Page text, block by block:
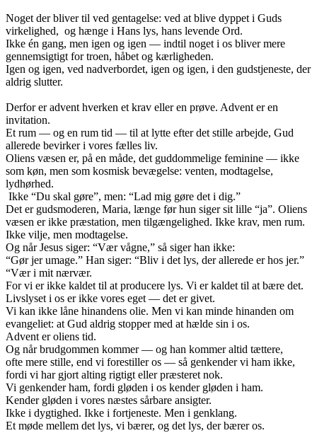
Noget der bliver til ved gentagelse: ved at blive dyppet i Guds
virkelighed, og hænge i Hans lys, hans levende Ord.
Ikke én gang, men igen og igen — indtil noget i os bliver mere
gennemsigtigt for troen, håbet og kærligheden.
Igen og igen, ved nadverbordet, igen og igen, i den gudstjeneste, der
aldrig slutter.
Derfor er advent hverken et krav eller en prøve. Advent er en
invitation.
Et rum — og en rum tid — til at lytte efter det stille arbejde, Gud
allerede bevirker i vores fælles liv.
Oliens væsen er, på en måde, det guddommelige feminine — ikke
som køn, men som kosmisk bevægelse: venten, modtagelse,
lydhørhed.
Ikke “Du skal gøre”, men: “Lad mig gøre det i dig.”
Det er gudsmoderen, Maria, længe før hun siger sit lille “ja”. Oliens
væsen er ikke præstation, men tilgængelighed. Ikke krav, men rum.
Ikke vilje, men modtagelse.
Og når Jesus siger: “Vær vågne,” så siger han ikke:
“Gør jer umage.” Han siger: “Bliv i det lys, der allerede er hos jer.”
“Vær i mit nærvær.
For vi er ikke kaldet til at producere lys. Vi er kaldet til at bære det.
Livslyset i os er ikke vores eget — det er givet.
Vi kan ikke låne hinandens olie. Men vi kan minde hinanden om
evangeliet: at Gud aldrig stopper med at hælde sin i os.
Advent er oliens tid.
Og når brudgommen kommer — og han kommer altid tættere,
ofte mere stille, end vi forestiller os — så genkender vi ham ikke,
fordi vi har gjort alting rigtigt eller præsteret nok.
Vi genkender ham, fordi gløden i os kender gløden i ham.
Kender gløden i vores næstes sårbare ansigter.
Ikke i dygtighed. Ikke i fortjeneste. Men i genklang.
Et møde mellem det lys, vi bærer, og det lys, der bærer os.